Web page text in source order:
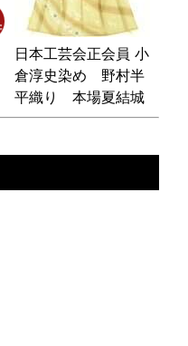
日本工芸会正会員 小
倉淳史染め 野村半
平織り 本場夏結城
紬 訪問着地 未仕立